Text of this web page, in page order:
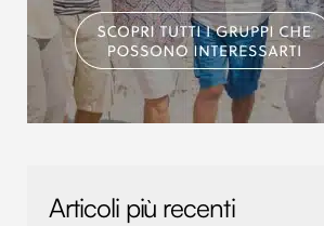
Articoli più recenti